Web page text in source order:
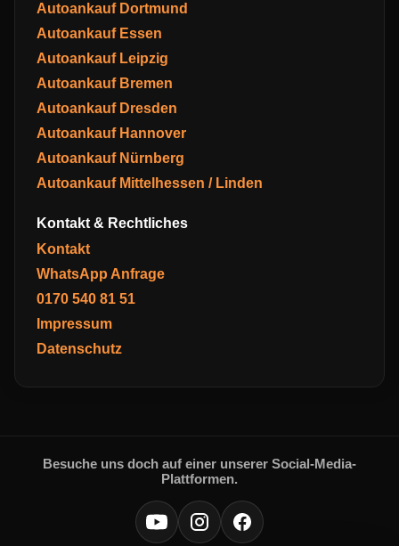
Autoankauf Dortmund
Autoankauf Essen
Autoankauf Leipzig
Autoankauf Bremen
Autoankauf Dresden
Autoankauf Hannover
Autoankauf Nürnberg
Autoankauf Mittelhessen / Linden
Kontakt & Rechtliches
Kontakt
WhatsApp Anfrage
0170 540 81 51
Impressum
Datenschutz
Besuche uns doch auf einer unserer Social-Media-
Plattformen.